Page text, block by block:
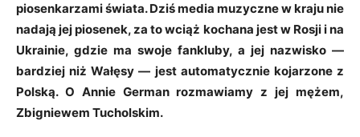
piosenkarzami świata. Dziś media muzyczne w kraju nie
nadają jej piosenek, za to wciąż kochana jest w Rosji i na
Ukrainie, gdzie ma swoje fankluby, a jej nazwisko —
bardziej niż Wałęsy — jest automatycznie kojarzone z
Polską. O Annie German rozmawiamy z jej mężem,
Zbigniewem Tucholskim.